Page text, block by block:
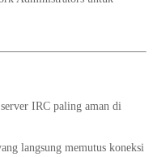
IRC paling aman di
langsung memutus koneksi